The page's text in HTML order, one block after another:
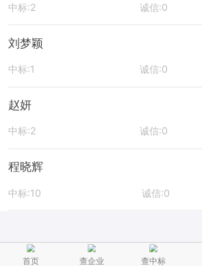
中标:2 诚信:0
刘梦颖
中标:1 诚信:0
赵妍
中标:2 诚信:0
程晓辉
中标:10 诚信:0
首页 查企业 查中标